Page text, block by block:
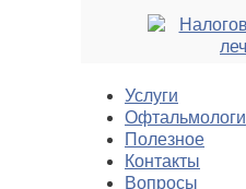
Услуги
Офтальмологи
Полезное
Контакты
Вопросы